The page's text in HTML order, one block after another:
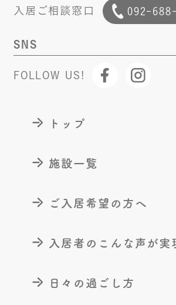
入居ご相談窓口 092-
SNS
FOLLOW US!
トップ
施設一覧
ご入居希望の方へ
入居者のこんな声が実
日々の過ごし方